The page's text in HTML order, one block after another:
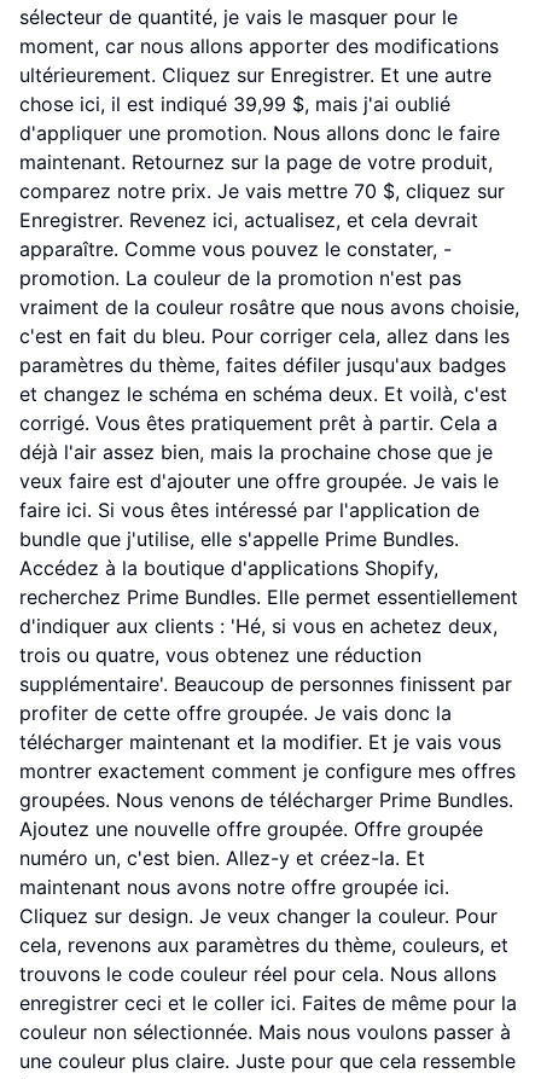
sélecteur de quantité, je vais le masquer pour le
moment, car nous allons apporter des modifications
ultérieurement. Cliquez sur Enregistrer. Et une autre
chose ici, il est indiqué 39,99 $, mais j'ai oublié
d'appliquer une promotion. Nous allons donc le faire
maintenant. Retournez sur la page de votre produit,
comparez notre prix. Je vais mettre 70 $, cliquez sur
Enregistrer. Revenez ici, actualisez, et cela devrait
apparaître. Comme vous pouvez le constater, -
promotion. La couleur de la promotion n'est pas
vraiment de la couleur rosâtre que nous avons choisie,
c'est en fait du bleu. Pour corriger cela, allez dans les
paramètres du thème, faites défiler jusqu'aux badges
et changez le schéma en schéma deux. Et voilà, c'est
corrigé. Vous êtes pratiquement prêt à partir. Cela a
déjà l'air assez bien, mais la prochaine chose que je
veux faire est d'ajouter une offre groupée. Je vais le
faire ici. Si vous êtes intéressé par l'application de
bundle que j'utilise, elle s'appelle Prime Bundles.
Accédez à la boutique d'applications Shopify,
recherchez Prime Bundles. Elle permet essentiellement
d'indiquer aux clients : 'Hé, si vous en achetez deux,
trois ou quatre, vous obtenez une réduction
supplémentaire'. Beaucoup de personnes finissent par
profiter de cette offre groupée. Je vais donc la
télécharger maintenant et la modifier. Et je vais vous
montrer exactement comment je configure mes offres
groupées. Nous venons de télécharger Prime Bundles.
Ajoutez une nouvelle offre groupée. Offre groupée
numéro un, c'est bien. Allez-y et créez-la. Et
maintenant nous avons notre offre groupée ici.
Cliquez sur design. Je veux changer la couleur. Pour
cela, revenons aux paramètres du thème, couleurs, et
trouvons le code couleur réel pour cela. Nous allons
enregistrer ceci et le coller ici. Faites de même pour la
couleur non sélectionnée. Mais nous voulons passer à
une couleur plus claire. Juste pour que cela ressemble